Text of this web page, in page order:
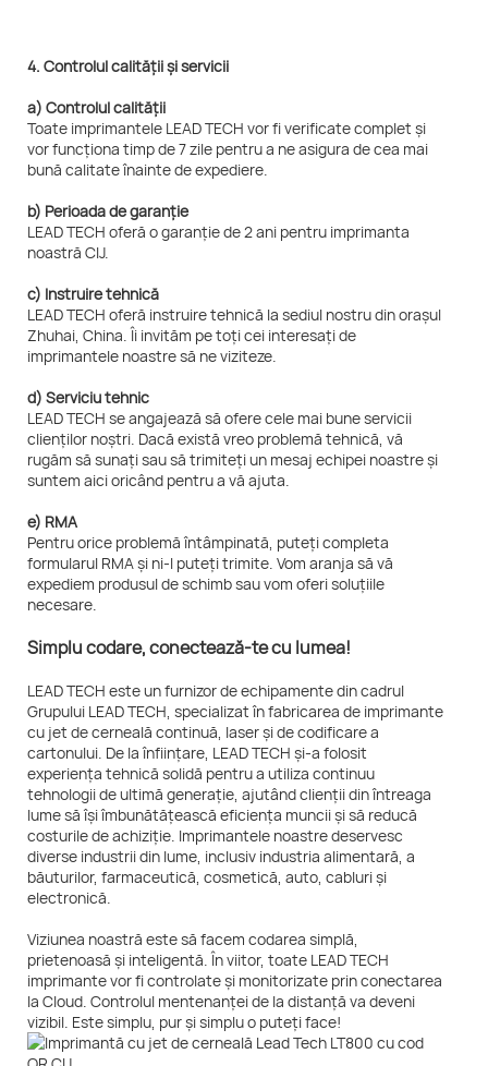
4. Controlul calității și servicii
a) Controlul calității
Toate imprimantele LEAD TECH vor fi verificate complet și
vor funcționa timp de 7 zile pentru a ne asigura de cea mai
bună calitate înainte de expediere.
b) Perioada de garanție
LEAD TECH oferă o garanție de 2 ani pentru imprimanta
noastră CIJ.
c) Instruire tehnică
LEAD TECH oferă instruire tehnică la sediul nostru din orașul
Zhuhai, China. Îi invităm pe toți cei interesați de
imprimantele noastre să ne viziteze.
d) Serviciu tehnic
LEAD TECH se angajează să ofere cele mai bune servicii
clienților noștri. Dacă există vreo problemă tehnică, vă
rugăm să sunați sau să trimiteți un mesaj echipei noastre și
suntem aici oricând pentru a vă ajuta.
e) RMA
Pentru orice problemă întâmpinată, puteți completa
formularul RMA și ni-l puteți trimite. Vom aranja să vă
expediem produsul de schimb sau vom oferi soluțiile
necesare.
Simplu codare, conectează-te cu lumea!
LEAD TECH este un furnizor de echipamente din cadrul
Grupului LEAD TECH, specializat în fabricarea de imprimante
cu jet de cerneală continuă, laser și de codificare a
cartonului. De la înființare, LEAD TECH și-a folosit
experiența tehnică solidă pentru a utiliza continuu
tehnologii de ultimă generație, ajutând clienții din întreaga
lume să își îmbunătățească eficiența muncii și să reducă
costurile de achiziție. Imprimantele noastre deservesc
diverse industrii din lume, inclusiv industria alimentară, a
băuturilor, farmaceutică, cosmetică, auto, cabluri și
electronică.
Viziunea noastră este să facem codarea simplă,
prietenoasă și inteligentă. În viitor, toate LEAD TECH
imprimante vor fi controlate și monitorizate prin conectarea
la Cloud. Controlul mentenanței de la distanță va deveni
vizibil. Este simplu, pur și simplu o puteți face!